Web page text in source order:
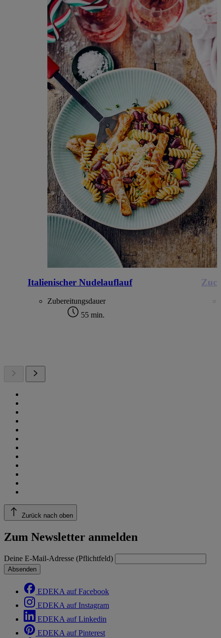
Italienischer Nudelauflauf
Zubereitungsdauer
55 min.
Zurück nach oben
Zum Newsletter anmelden
Deine E-Mail-Adresse (Pflichtfeld)
Absenden
EDEKA auf Facebook
EDEKA auf Instagram
EDEKA auf Linkedin
EDEKA auf Pinterest